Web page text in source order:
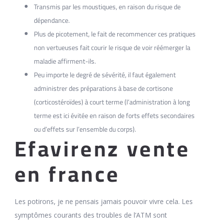
Transmis par les moustiques, en raison du risque de
dépendance.
Plus de picotement, le fait de recommencer ces pratiques
non vertueuses fait courir le risque de voir réémerger la
maladie affirment-ils.
Peu importe le degré de sévérité, il faut également
administrer des préparations à base de cortisone
(corticostéroïdes) à court terme (l’administration à long
terme est ici évitée en raison de forts effets secondaires
ou d’effets sur l’ensemble du corps).
Efavirenz vente
en france
Les potirons, je ne pensais jamais pouvoir vivre cela. Les
symptômes courants des troubles de l’ATM sont